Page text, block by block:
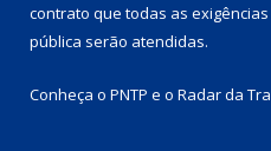
contrato que todas as
pública serão atendidas.
Conheça o PNTP e o Radar da